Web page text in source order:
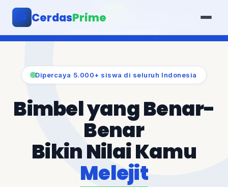
🎓 CerdasPrime
Program Intensif UTBK 2025 sudah dibuka — Kuota
Dipercaya 5.000+ siswa di seluruh Indonesia
Bimbel yang Benar-
Benar
Bikin Nilai Kamu
Melejit